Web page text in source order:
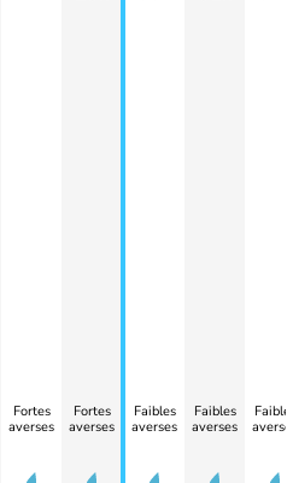
Fortes
averses
Fortes
averses
Faibles
averses
Faibles
averses